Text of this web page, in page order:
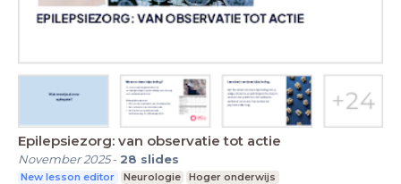
Epilepsiezorg: van observatie tot actie
November 2025- 28 slides
New lesson editor Neurologie Hoger onderwijs